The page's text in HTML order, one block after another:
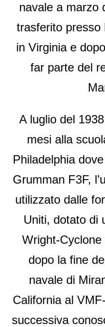
navale a marzo
trasferito presso
in Virginia e
far parte del
A luglio del
mesi alla
Philadelphia
Grumman F3F,
utilizzato dalle
Uniti, dotato di
Wright-
dopo la fine
navale di
California al
successiva